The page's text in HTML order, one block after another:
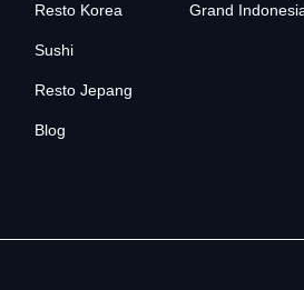
Resto Korea
Sushi
Resto Jepang
Blog
Grand